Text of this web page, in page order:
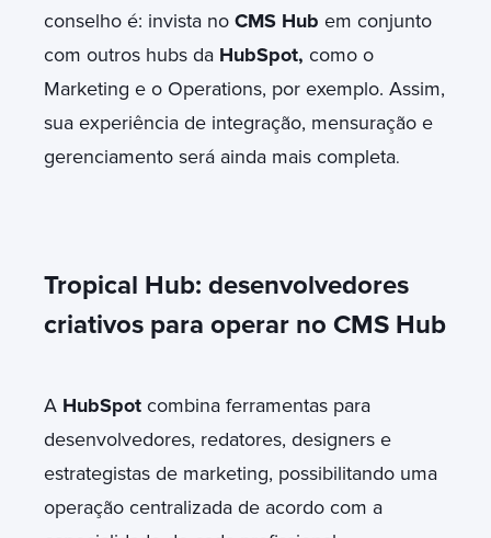
conselho é: invista no CMS Hub em conjunto
com outros hubs da HubSpot, como o
Marketing e o Operations, por exemplo. Assim,
sua experiência de integração, mensuração e
gerenciamento será ainda mais completa.
Tropical Hub: desenvolvedores
criativos para operar no CMS Hub
A HubSpot combina ferramentas para
desenvolvedores, redatores, designers e
estrategistas de marketing, possibilitando uma
operação centralizada de acordo com a